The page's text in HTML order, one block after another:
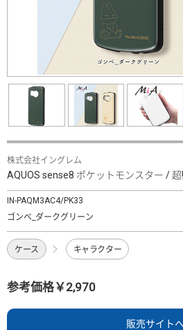
株式会社イングレム
AQUOS sense8 ポケットモンスター /
IN-PAQM3AC4/PK33
ゴンべ_ダークグリーン
ケース キャラクター
参考価格￥2,970
販売サイトへ